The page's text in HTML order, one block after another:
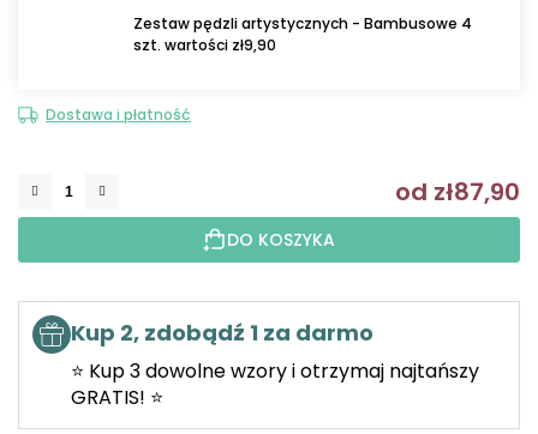
Zestaw pędzli artystycznych - Bambusowe 4
szt. wartości zł9,90
Dostawa i płatność
od zł87,90
DO KOSZYKA
Kup 2, zdobądź 1 za darmo
⭐ Kup 3 dowolne wzory i otrzymaj najtańszy
GRATIS! ⭐